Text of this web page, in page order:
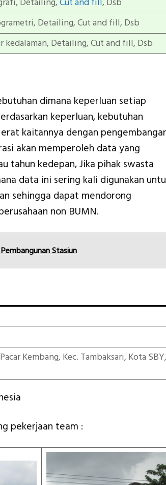
Detailing, Cut and fill, Dsb
Detailing, Cut and fill, Dsb
kedalaman, Detailing, Cut and fill, Dsb
dimana keperluan setiap
keperluan, kebutuhan
kaitannya dengan
akan memperoleh data yang
tahun kedepan, Jika pihak swasta
data ini sering kali digunakan
sehingga dapat mendorong
non BUMN.
Stasiun
Kembang, Kec. Tambaksari, Kota SBY,
pekerjaan team :